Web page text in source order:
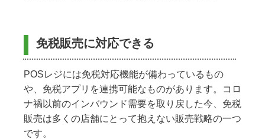
免税販売に対応できる
POSレジには免税対応機能が備わっているもの
や、免税アプリを連携可能なものがあります。コロ
ナ禍以前のインバウンド需要を取り戻した今、免税
販売は多くの店舗にとって抱えない販売戦略の一つ
です。